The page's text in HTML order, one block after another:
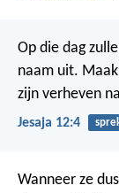
Op die dag
naam uit.
zijn verheven
Jesaja 12:4
Wanneer ze